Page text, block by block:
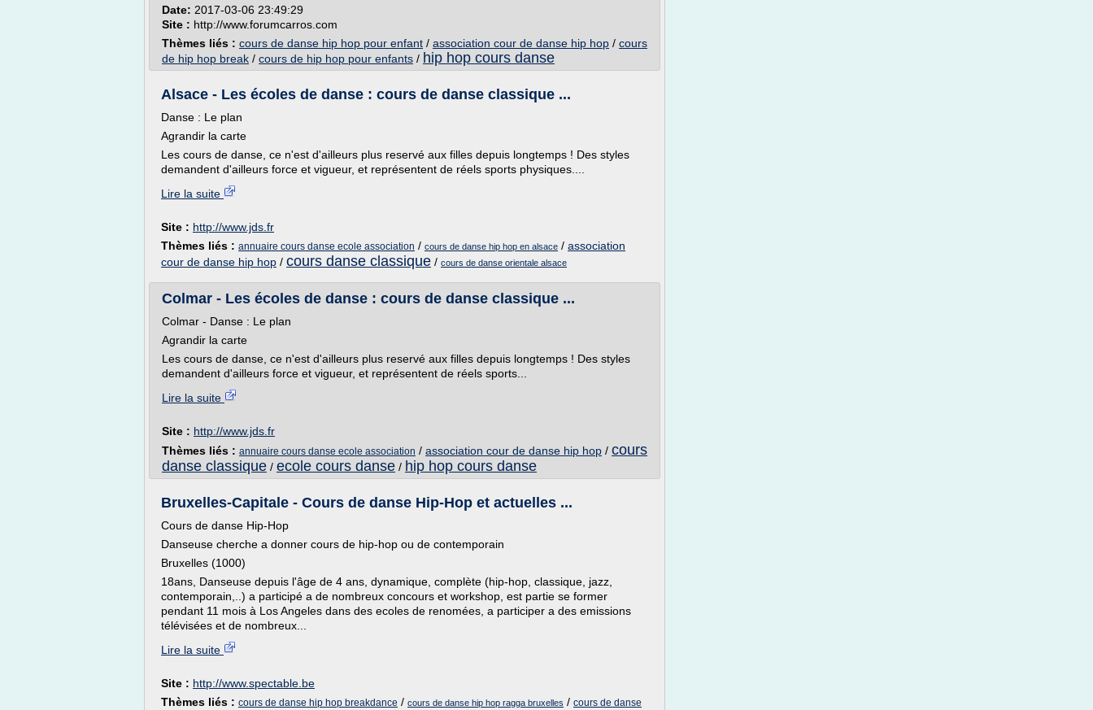
Date: 2017-03-06 23:49:29
Site : http://www.forumcarros.com
Thèmes liés : cours de danse hip hop pour enfant / association cour de danse hip hop / cours
de hip hop break / cours de hip hop pour enfants / hip hop cours danse
Alsace - Les écoles de danse : cours de danse classique ...
Danse : Le plan
Agrandir la carte
Les cours de danse, ce n'est d'ailleurs plus reservé aux filles depuis longtemps ! Des styles
demandent d'ailleurs force et vigueur, et représentent de réels sports physiques....
Lire la suite
Site : http://www.jds.fr
Thèmes liés : annuaire cours danse ecole association / cours de danse hip hop en alsace / association
cour de danse hip hop / cours danse classique / cours de danse orientale alsace
Colmar - Les écoles de danse : cours de danse classique ...
Colmar - Danse : Le plan
Agrandir la carte
Les cours de danse, ce n'est d'ailleurs plus reservé aux filles depuis longtemps ! Des styles
demandent d'ailleurs force et vigueur, et représentent de réels sports...
Lire la suite
Site : http://www.jds.fr
Thèmes liés : annuaire cours danse ecole association / association cour de danse hip hop / cours
danse classique / ecole cours danse / hip hop cours danse
Bruxelles-Capitale - Cours de danse Hip-Hop et actuelles ...
Cours de danse Hip-Hop
Danseuse cherche a donner cours de hip-hop ou de contemporain
Bruxelles (1000)
18ans, Danseuse depuis l'âge de 4 ans, dynamique, complète (hip-hop, classique, jazz,
contemporain,..) a participé a de nombreux concours et workshop, est partie se former
pendant 11 mois à Los Angeles dans des ecoles de renomées, a participer a des emissions
télévisées et de nombreux...
Lire la suite
Site : http://www.spectable.be
Thèmes liés : cours de danse hip hop breakdance / cours de danse hip hop ragga bruxelles / cours de danse